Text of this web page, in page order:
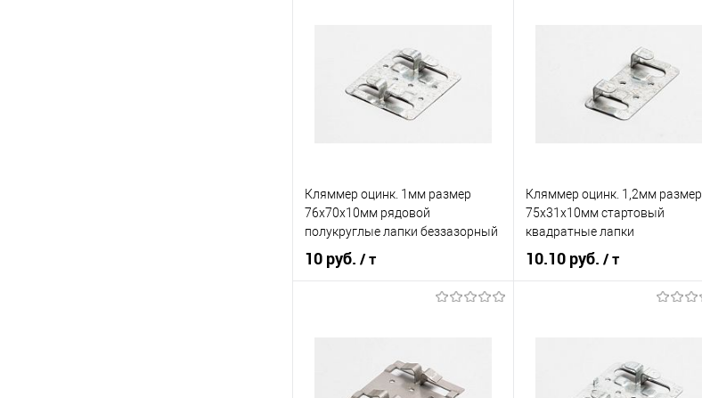
Купить в 1 клик
Сравнение
В избранное
Под заказ
Купить в 1 клик
Сравнение
В избранное
Под заказ
Кляммер оцинк. 1мм размер
76х70х10мм рядовой
полукруглые лапки беззазорный
10 руб. / т
Купить в 1 клик
Сравнение
Кляммер оцинк. 1,2мм размер
75х31х10мм стартовый
квадратные лапки
10.10 руб. / т
Купить в 1 клик
Сравнение